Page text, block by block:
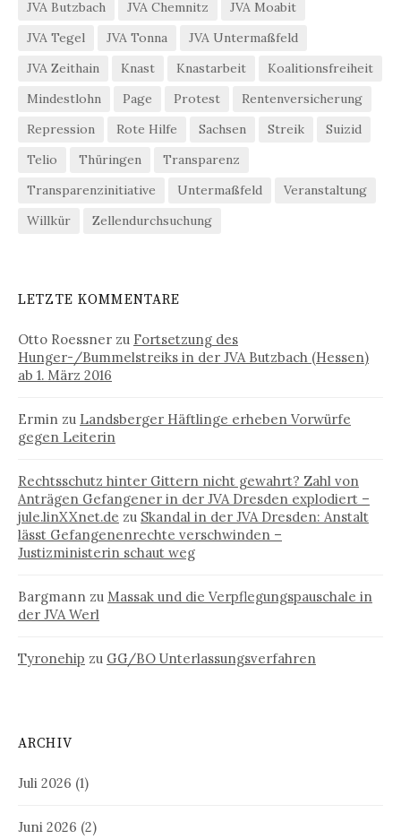
JVA Butzbach JVA Chemnitz
JVA Moabit
JVA Tegel
JVA Tonna
JVA Untermaßfeld
JVA Zeithain
Knast Knastarbeit
Koalitionsfreiheit
Mindestlohn
Page Protest
Rentenversicherung
Repression
Rote Hilfe Sachsen Streik
Suizid
Telio
Thüringen
Transparenz
Transparenzinitiative
Untermaßfeld
Veranstaltung
Willkür
Zellendurchsuchung
LETZTE KOMMENTARE
Otto Roessner zu Fortsetzung des
Hunger-/Bummelstreiks in der JVA Butzbach (Hessen)
ab 1. März 2016
Ermin zu Landsberger Häftlinge erheben Vorwürfe
gegen Leiterin
Rechtsschutz hinter Gittern nicht gewahrt? Zahl von
Anträgen Gefangener in der JVA Dresden explodiert –
jule.linXXnet.de zu Skandal in der JVA Dresden: Anstalt
lässt Gefangenenrechte verschwinden –
Justizministerin schaut weg
Bargmann zu Massak und die Verpflegungspauschale in
der JVA Werl
Tyronehip zu GG/BO Unterlassungsverfahren
ARCHIV
Juli 2026 (1)
Juni 2026 (2)